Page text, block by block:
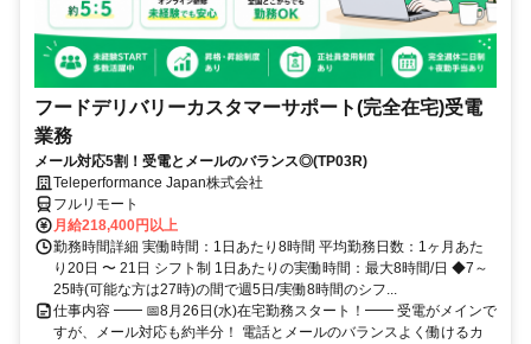
フードデリバリーカスタマーサポート(完全在宅)受電
業務
メール対応5割！受電とメールのバランス◎(TP03R)
Teleperformance Japan株式会社
フルリモート
月給218,400円以上
勤務時間詳細 実働時間：1日あたり8時間 平均勤務日数：1ヶ月あた
り20日 〜 21日 シフト制 1日あたりの実働時間：最大8時間/日 ◆7～
25時(可能な方は27時)の間で週5日/実働8時間のシフ...
仕事内容 ━━ 📅8月26日(水)在宅勤務スタート！━━ 受電がメインで
すが、メール対応も約半分！ 電話とメールのバランスよく働けるカ